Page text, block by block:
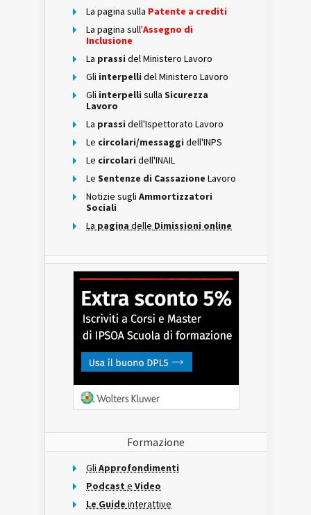
La pagina sulla Patente a crediti
La pagina sull'Assegno di
Inclusione
La prassi del Ministero Lavoro
Gli interpelli del Ministero Lavoro
Gli interpelli sulla Sicurezza
Lavoro
La prassi dell'Ispettorato Lavoro
Le circolari/messaggi dell'INPS
Le circolari dell'INAIL
Le Sentenze di Cassazione Lavoro
Notizie sugli Ammortizzatori
Sociali
La pagina delle Dimissioni online
Formazione
Gli Approfondimenti
Podcast e Video
Le Guide interattive